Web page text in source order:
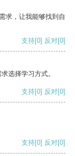
求，让我能够找到自
支持[0] 反对[0]
选择学习方式。
支持[0] 反对[0]
支持[0] 反对[0]